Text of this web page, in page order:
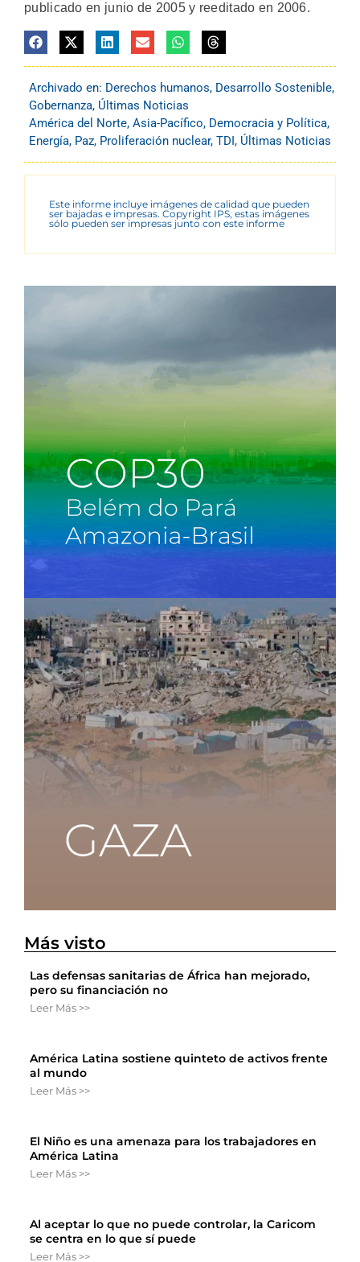
publicado en junio de 2005 y reeditado en 2006.
Archivado en: Derechos humanos, Desarrollo Sostenible,
Gobernanza, Últimas Noticias
América del Norte, Asia-Pacífico, Democracia y Política,
Energía, Paz, Proliferación nuclear, TDI, Últimas Noticias
Este informe incluye imágenes de calidad que pueden
ser bajadas e impresas. Copyright IPS, estas imágenes
sólo pueden ser impresas junto con este informe
Más visto
Las defensas sanitarias de África han mejorado,
pero su financiación no
Leer Más >>
América Latina sostiene quinteto de activos frente
al mundo
Leer Más >>
El Niño es una amenaza para los trabajadores en
América Latina
Leer Más >>
Al aceptar lo que no puede controlar, la Caricom
se centra en lo que sí puede
Leer Más >>